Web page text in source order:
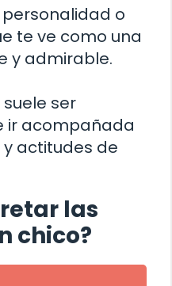
o
te ve como una
y admirable.
ser
ir acompañada
actitudes de
las
chico?